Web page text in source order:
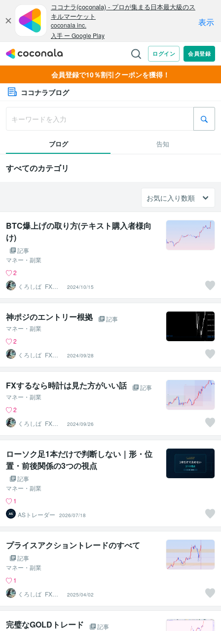
会員登録で10％割引クーポンを獲得！
ココナラブログ
ブログ 告知
すべてのカテゴリ
BTC爆上げの取り方(テキスト購入者様向
け)
記事
マネー・副業
2
くろしば_FXト
レーダー
2024/10/15
神ポジのエントリー根拠
記事
マネー・副業
2
くろしば_FXト
レーダー
2024/09/28
FXするなら時計は見た方がいい話
記事
マネー・副業
2
くろしば_FXト
レーダー
2024/09/26
ローソク足1本だけで判断しない｜形・位
置・前後関係の3つの視点
記事
マネー・副業
1
ASトレーダー
2026/07/18
プライスアクショントレードのすべて
記事
マネー・副業
1
くろしば_FXト
レーダー
2025/04/02
完璧なGOLDトレード
記事